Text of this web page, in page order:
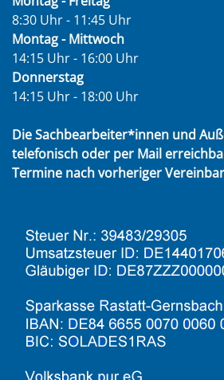
8:30 Uhr - 11:45 Uhr
Montag - Mittwoch
14:15 Uhr - 16:00 Uhr
Donnerstag
14:15 Uhr - 18:00 Uhr
Die Sachbearbeiter*innen und
telefonisch oder per Mail
Termine nach vorheriger